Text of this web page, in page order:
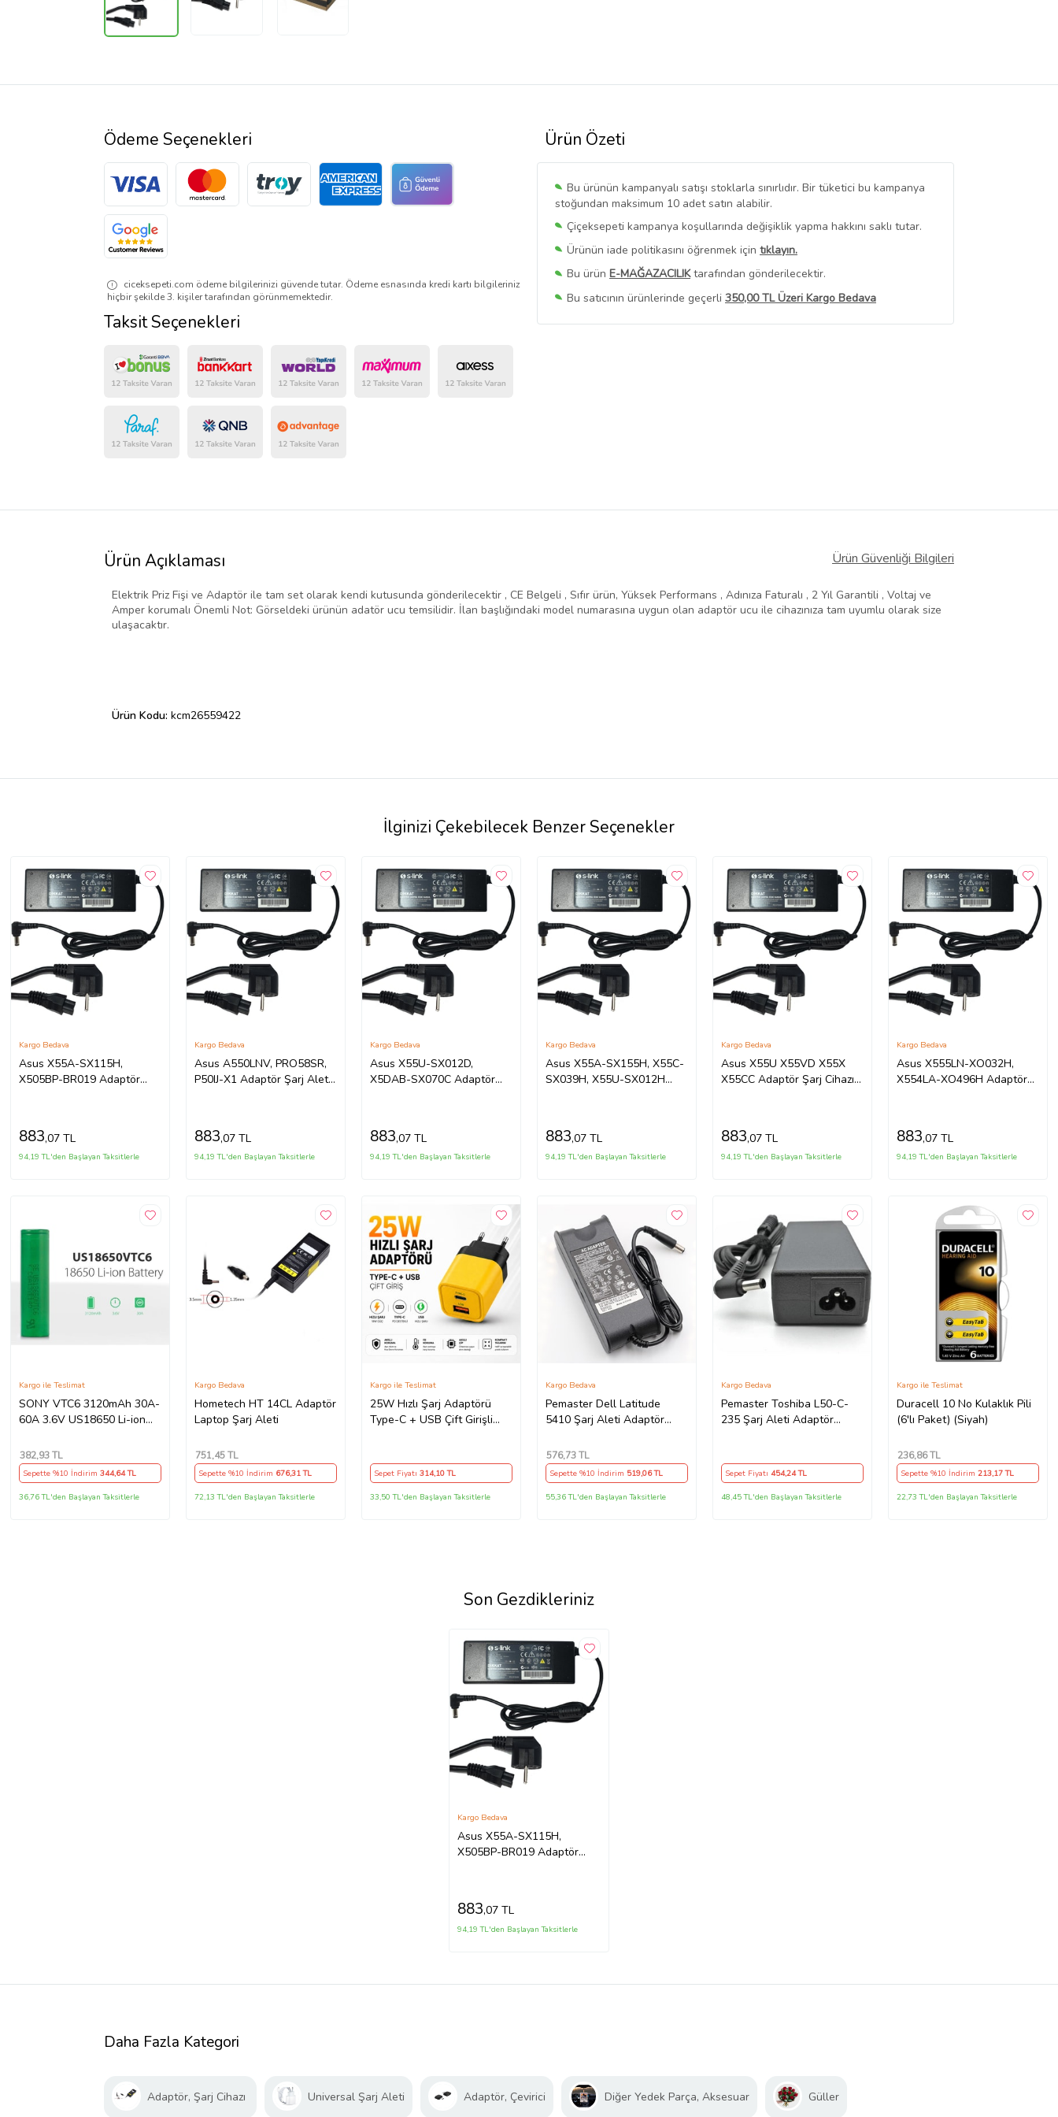
Ürün Özeti
Bu ürünün kampanyalı satışı stoklarla sınırlıdır. Bir tüketici bu kampanya
stoğundan maksimum 10 adet satın alabilir.
Çiçeksepeti kampanya koşullarında değişiklik yapma hakkını saklı tutar.
Ürünün iade politikasını öğrenmek için tıklayın.
Bu ürün E-MAĞAZACILIKtarafından gönderilecektir.
Bu satıcının ürünlerinde geçerli 350,00 TL Üzeri Kargo Bedava
Bu SatıcınınTüm Ürünlerini Görüntüle
Ödeme Seçenekleri
ciceksepeti.com ödeme bilgilerinizi güvende tutar. Ödeme esnasında kredi kartı bilgileriniz
hiçbir şekilde 3. kişiler tarafından görünmemektedir.
Taksit Seçenekleri
Ürün Açıklaması Ürün Güvenliği Bilgileri
Elektrik Priz Fişi ve Adaptör ile tam set olarak kendi kutusunda gönderilecektir , CE Belgeli , Sıfır ürün, Yüksek Performans , Adınıza Faturalı , 2 Yıl Garantili , Voltaj ve
Amper korumalı Önemli Not: Görseldeki ürünün adatör ucu temsilidir. İlan başlığındaki model numarasına uygun olan adaptör ucu ile cihazınıza tam uyumlu olarak size
ulaşacaktır.
Ürün Kodu: kcm26559422
İlginizi Çekebilecek Benzer Seçenekler
Asus X55A-SX115H,
X505BP-BR019 Adaptör
Kargo Bedava
883,07 TL
94,19 TL'den Başlayan Taksitlerle
Asus A550LNV, PRO58SR,
P50IJ-X1 Adaptör Şarj Aleti-
Kargo Bedava
883,07 TL
94,19 TL'den Başlayan Taksitlerle
Asus X55U-SX012D,
X5DAB-SX070C Adaptör
Kargo Bedava
883,07 TL
94,19 TL'den Başlayan Taksitlerle
Asus X55A-SX155H, X55C-
SX039H, X55U-SX012H
Kargo Bedava
883,07 TL
94,19 TL'den Başlayan Taksitlerle
Asus X55U X55VD X55X
X55CC Adaptör Şarj Cihazı
Kargo Bedava
883,07 TL
94,19 TL'den Başlayan Taksitlerle
Asus X555LN-XO032H,
X554LA-XO496H Adaptör
Kargo Bedava
883,07 TL
94,19 TL'den Başlayan Taksitlerle
SONY VTC6 3120mAh 30A-
60A 3.6V US18650 Li-ion
Kargo ile Teslimat
382,93 TL
Sepette %10 İndirim 344,64 TL
36,76 TL'den Başlayan Taksitlerle
Hometech HT 14CL Adaptör
Laptop Şarj Aleti
Kargo Bedava
751,45 TL
Sepette %10 İndirim 676,31 TL
72,13 TL'den Başlayan Taksitlerle
25W Hızlı Şarj Adaptörü
Type-C + USB Çift Girişli
Kargo ile Teslimat
Sepet Fiyatı 314,10 TL
33,50 TL'den Başlayan Taksitlerle
Pemaster Dell Latitude
5410 Şarj Aleti Adaptör
Kargo Bedava
576,73 TL
Sepette %10 İndirim 519,06 TL
55,36 TL'den Başlayan Taksitlerle
Pemaster Toshiba L50-C-
235 Şarj Aleti Adaptör
Kargo Bedava
Sepet Fiyatı 454,24 TL
48,45 TL'den Başlayan Taksitlerle
Duracell 10 No Kulaklık Pili
(6'lı Paket) (Siyah)
Kargo ile Teslimat
236,86 TL
Sepette %10 İndirim213,17 TL
22,73 TL'den Başlayan Taksitlerle
Son Gezdikleriniz
Asus X55A-SX115H,
X505BP-BR019 Adaptör
Kargo Bedava
883,07 TL
94,19 TL'den Başlayan Taksitlerle
Daha Fazla Kategori
Adaptör, Şarj Cihazı Universal Şarj Aleti Adaptör, Çevirici Diğer Yedek Parça, Aksesuar Güller